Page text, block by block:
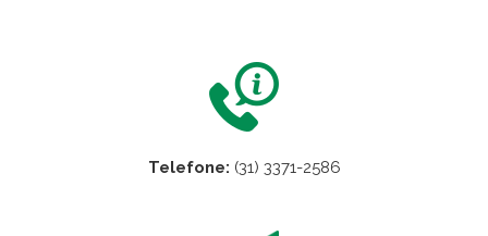
Telefone: (31) 3371-2586